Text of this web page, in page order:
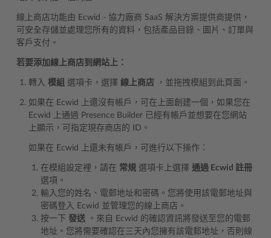
線上商店功能由 Ecwid - 協力廠商 SaaS 解決方案提供商提供，
可安全存儲並處理您所有的資料，包括產品目錄、圖片、訂單與
客戶支付。
若要添加線上商店到網站上：
轉入 模組 選項卡，選擇 線上商店 ，並拖拽模組到此頁面。
如果在 Ecwid 上還沒有帳戶，可在上面創建一個，如果您在
Ecwid 上通過 Presence Builder 已經有帳戶並想要在您網站
上顯示，可指定現存商店的 ID。
如果在 Ecwid 上還未有帳戶，可進行以下操作：
在模組設定裡，請在 常規 選項卡上選擇 通過 Ecwid 註冊
選項。
輸入您的姓名、電郵地址和密碼。您將使用該電郵地址與
密碼登入 Ecwid 並管理您的線上商店。
按一下 發送 。來自 Ecwid 的確認資訊將發送至您的電郵
地址。您將需要確認在三天內您擁有該電郵地址，否則線